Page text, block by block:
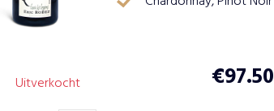
Uitverkocht €97.50